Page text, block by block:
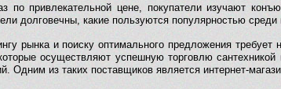
по привлекательной цене, покупатели изучают
долговечны, какие пользуются популярностью среди
рынка и поиску оптимального предложения
осуществляют успешную торговлю
Одним из таких поставщиков является интернет-